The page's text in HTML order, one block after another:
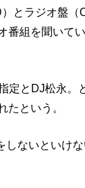
とラジオ盤（
番組を聞いて
定とDJ松永。
たという。
しないといけ